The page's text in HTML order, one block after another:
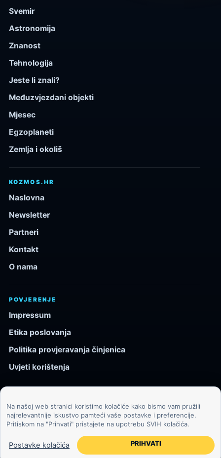
Svemir
Astronomija
Znanost
Tehnologija
Jeste li znali?
Međuzvjezdani objekti
Mjesec
Egzoplaneti
Zemlja i okoliš
KOZMOS.HR
Naslovna
Newsletter
Partneri
Kontakt
O nama
POVJERENJE
Impressum
Etika poslovanja
Politika provjeravanja činjenica
Uvjeti korištenja
© 2026 Kozmos.hr. Sva prava pridržana.
Svemir, znanost, tehnologija i velike ideje za znatiželjne
čitatelje.
Na našoj web stranici koristimo kolačiće kako bismo vam pružili
najrelevantnije iskustvo pamteći vaše postavke i preferencije.
Pritiskom na "Prihvati" pristajete na upotrebu SVIH kolačića.
Postavke kolačića PRIHVATI